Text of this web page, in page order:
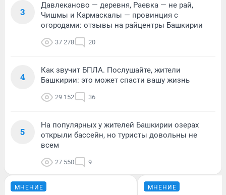
3
Давлеканово — деревня, Раевка — не рай,
Чишмы и Кармаскалы — провинция с
огородами: отзывы на райцентры Башкирии
37 278 20
4
Как звучит БПЛА. Послушайте, жители
Башкирии: это может спасти вашу жизнь
29 152 36
5
На популярных у жителей Башкирии озерах
открыли бассейн, но туристы довольны не
всем
27 550 9
МНЕНИЕ МНЕНИЕ